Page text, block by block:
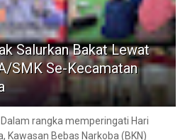
Salurkan Bakat Lewat
SMK Se-Kecamatan
rangka memperingati Hari
Kawasan Bebas Narkoba (BKN)